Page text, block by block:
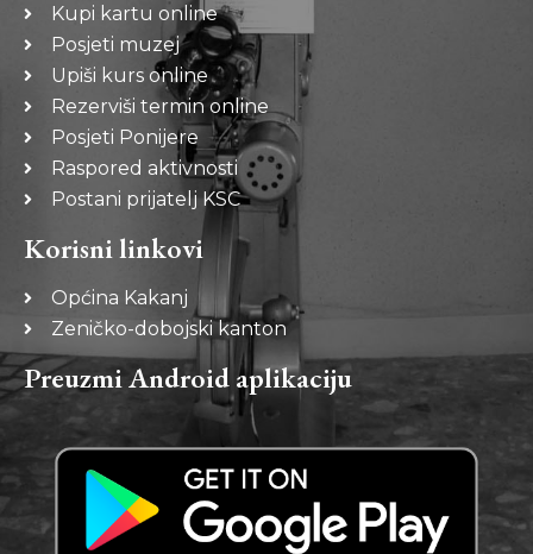
Kupi kartu online
Posjeti muzej
Upiši kurs online
Rezerviši termin online
Posjeti Ponijere
Raspored aktivnosti
Postani prijatelj KSC
Korisni linkovi
Općina Kakanj
Zeničko-dobojski kanton
Preuzmi Android aplikaciju